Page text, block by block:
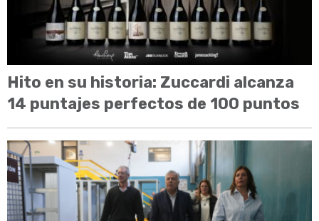
Hito en su historia: Zuccardi alcanza
14 puntajes perfectos de 100 puntos